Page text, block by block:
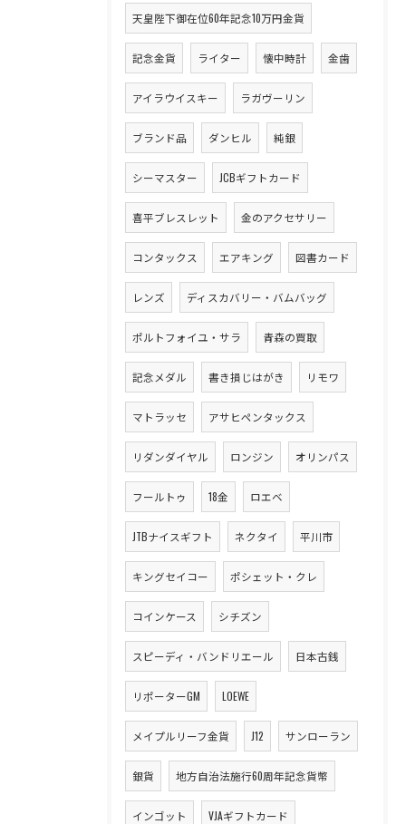
天皇陛下御在位60年記念10万円金貨
記念金貨 ライター 懐中時計 金歯
アイラウイスキー ラガヴーリン
ブランド品 ダンヒル 純銀
シーマスター JCBギフトカード
喜平ブレスレット 金のアクセサリー
コンタックス エアキング 図書カード
レンズ ディスカバリー・バムバッグ
ポルトフォイユ・サラ 青森の買取
記念メダル 書き損じはがき リモワ
マトラッセ アサヒペンタックス
リダンダイヤル ロンジン オリンパス
フールトゥ 18金 ロエベ
JTBナイスギフト ネクタイ 平川市
キングセイコー ポシェット・クレ
コインケース シチズン
スピーディ・バンドリエール 日本古銭
リポーターGM LOEWE
メイプルリーフ金貨 J12 サンローラン
銀貨 地方自治法施行60周年記念貨幣
インゴット VJAギフトカード